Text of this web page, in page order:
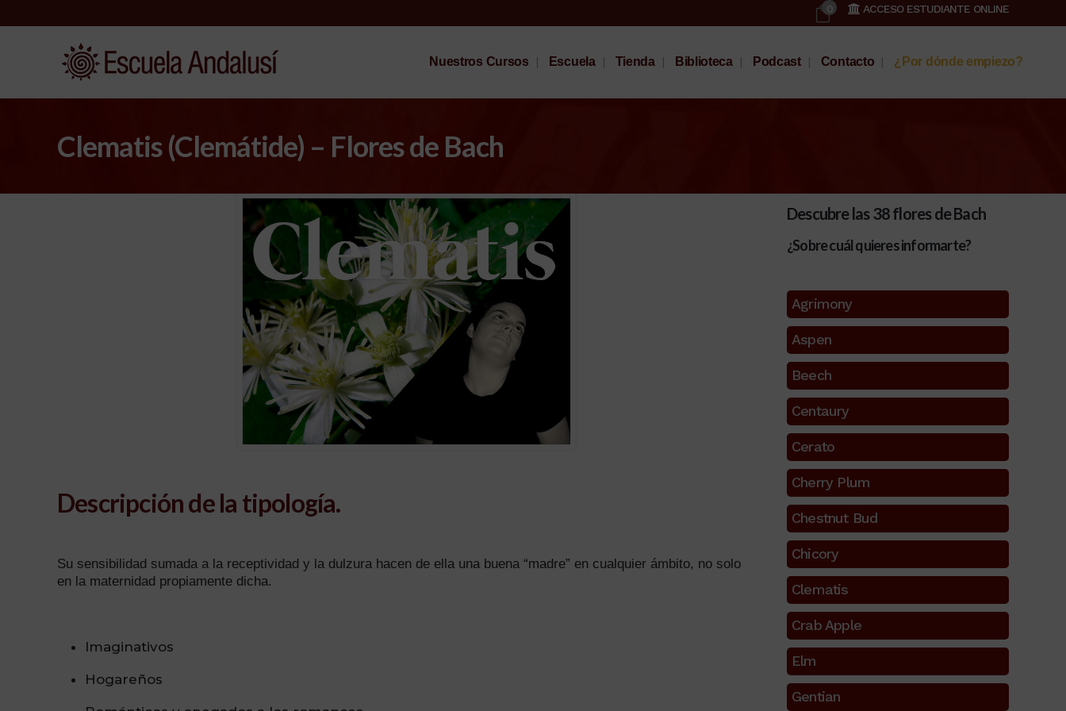
0 ACCESO ESTUDIANTE ONLINE
Nuestros Cursos Escuela Tienda Biblioteca Podcast Contacto ¿Por dónde empiezo?
Clematis (Clemátide) – Flores de Bach
Descripción de la tipología.
Su sensibilidad sumada a la receptividad y la dulzura hacen de ella una buena “madre” en cualquier ámbito, no solo
en la maternidad propiamente dicha.
Imaginativos
Hogareños
Descubre las 38 flores de Bach
¿Sobre cuál quieres informarte?
Agrimony
Aspen
Beech
Centaury
Cerato
Cherry Plum
Chestnut Bud
Chicory
Clematis
Crab Apple
Elm
Gentian